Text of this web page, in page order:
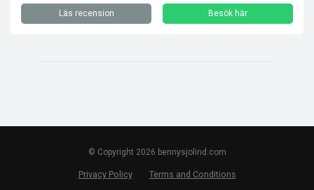
Läs recension Besök här
© Copyright 2026 bennysjolind.com
Privacy Policy Terms and Conditions